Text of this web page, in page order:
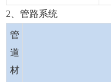
2、管路系统
管
道
材